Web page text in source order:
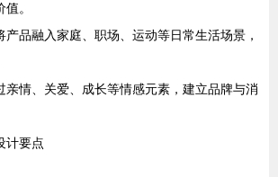
。
品融入家庭、职场、运动等日常生活场景，
亲情、关爱、成长等情感元素，建立品牌与消
计要点